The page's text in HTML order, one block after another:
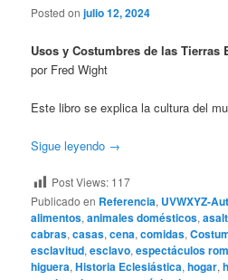
Posted onjulio 12, 2024
Usos y Costumbres de las Tierras
por Fred Wight
Este libro se explica la cultura del
Sigue leyendo →
Post Views: 117
Publicado en Referencia, UVWXYZ-
alimentos,animales domésticos,
cabras,casas,cena,comidas,
esclavitud,esclavo,espectáculos
higuera,Historia Eclesiástica,hogar,